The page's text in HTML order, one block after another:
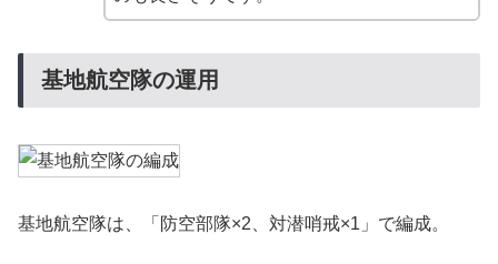
あとは適当に対空装備などを積んでおけば良さそ
う。
基地航空隊の運用
基地航空隊は、「防空部隊×2、対潜哨戒×1」で編成。